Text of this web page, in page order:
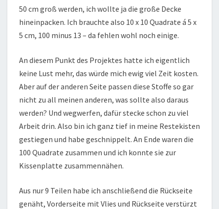
50 cm groß werden, ich wollte ja die große Decke
hineinpacken. Ich brauchte also 10 x 10 Quadrate á 5 x
5 cm, 100 minus 13 – da fehlen wohl noch einige.
An diesem Punkt des Projektes hatte ich eigentlich
keine Lust mehr, das würde mich ewig viel Zeit kosten.
Aber auf der anderen Seite passen diese Stoffe so gar
nicht zu all meinen anderen, was sollte also daraus
werden? Und wegwerfen, dafür stecke schon zu viel
Arbeit drin. Also bin ich ganz tief in meine Restekisten
gestiegen und habe geschnippelt. An Ende waren die
100 Quadrate zusammen und ich konnte sie zur
Kissenplatte zusammennähen.
Aus nur 9 Teilen habe ich anschließend die Rückseite
genäht, Vorderseite mit Vlies und Rückseite verstürzt